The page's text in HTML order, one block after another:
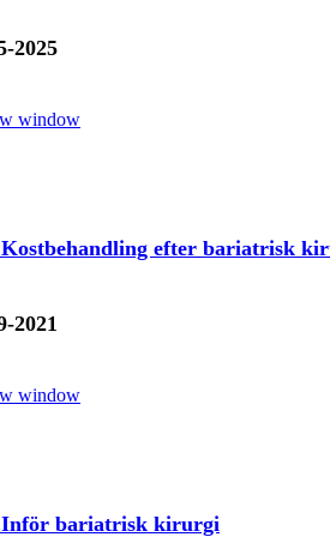
2025
window
efter bariatrisk
2021
window
Inför bariatrisk kirurgi